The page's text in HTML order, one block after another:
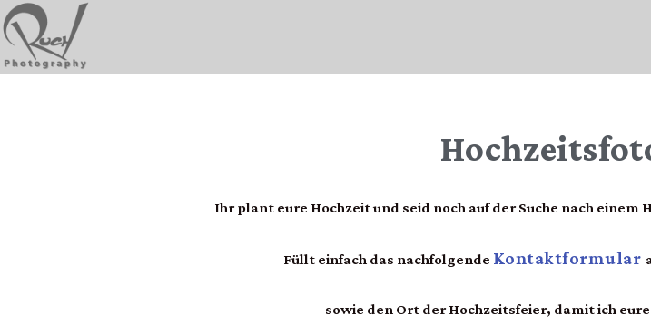
Ihr plant eure Hochzeit und seid noch auf der Suche nach
Füllt einfach das nachfolgendeKontaktformular
sowie den Ort der Hochzeitsfeier, damit ich